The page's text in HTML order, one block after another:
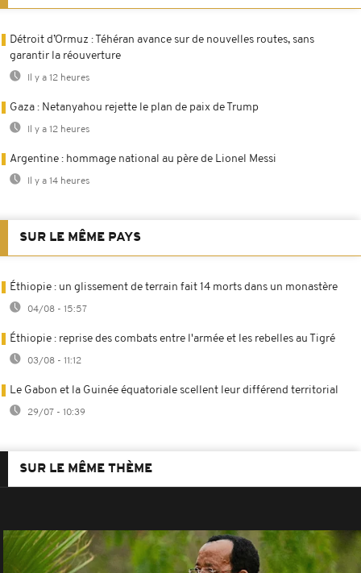
Détroit d’Ormuz : Téhéran avance sur de nouvelles routes, sans
garantir la réouverture
Il y a 12 heures
Gaza : Netanyahou rejette le plan de paix de Trump
Il y a 12 heures
Argentine : hommage national au père de Lionel Messi
Il y a 14 heures
SUR LE MÊME PAYS
Éthiopie : un glissement de terrain fait 14 morts dans un monastère
04/08 - 15:57
Éthiopie : reprise des combats entre l'armée et les rebelles au Tigré
03/08 - 11:12
Le Gabon et la Guinée équatoriale scellent leur différend territorial
29/07 - 10:39
SUR LE MÊME THÈME